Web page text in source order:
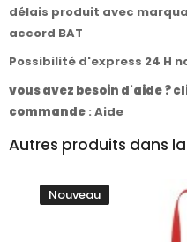
délais produit avec
accord BAT
Possibilité d'express 24 H
vous avez besoin d'aide ?
commande : Aide
Autres produits dans
Nouveau